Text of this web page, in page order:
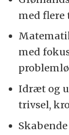
med flere
med
Idræt og
trivsel,